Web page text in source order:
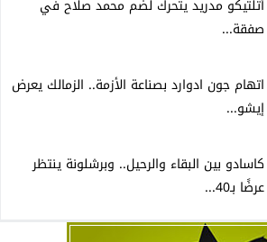
أتلتيكو مدريد يتحرك لضم محمد صلاح في
صفقة...
اتهام جون ادوارد بصناعة الأزمة.. الزمالك يعرض
إيشو...
كاسادو بين البقاء والرحيل.. وبرشلونة ينتظر
عرضًا بـ40...